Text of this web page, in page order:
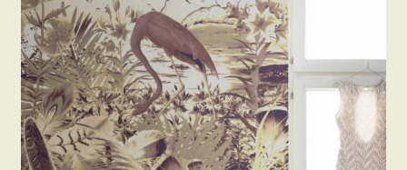
Beton hatású tapéták
Kapcsolat